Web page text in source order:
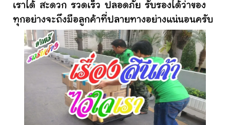
เราได้ สะดวก รวดเร็ว ปลอดภัย รับรองได้ว่าของ
ทุกอย่างจะถึงมือลูกค้าที่ปลายทางอย่างแน่นอนครับ